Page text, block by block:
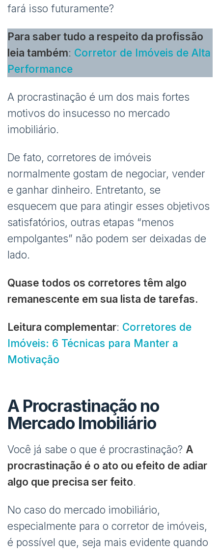
fará isso futuramente?
Para saber tudo a respeito da profissão
leia também: Corretor de Imóveis de Alta
Performance
A procrastinação é um dos mais fortes
motivos do insucesso no mercado
imobiliário.
De fato, corretores de imóveis
normalmente gostam de negociar, vender
e ganhar dinheiro. Entretanto, se
esquecem que para atingir esses objetivos
satisfatórios, outras etapas “menos
empolgantes” não podem ser deixadas de
lado.
Quase todos os corretores têm algo
remanescente em sua lista de tarefas.
Leitura complementar: Corretores de
Imóveis: 6 Técnicas para Manter a
Motivação
A Procrastinação no
Mercado Imobiliário
Você já sabe o que é procrastinação? A
procrastinação é o ato ou efeito de adiar
algo que precisa ser feito.
No caso do mercado imobiliário,
especialmente para o corretor de imóveis,
é possível que, seja mais evidente quando